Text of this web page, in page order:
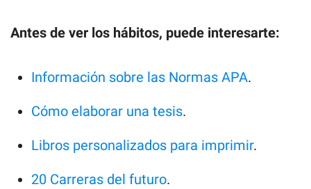
Antes de ver los hábitos, puede interesarte:
Información sobre las Normas APA.
Cómo elaborar una tesis.
Libros personalizados para imprimir.
20 Carreras del futuro.